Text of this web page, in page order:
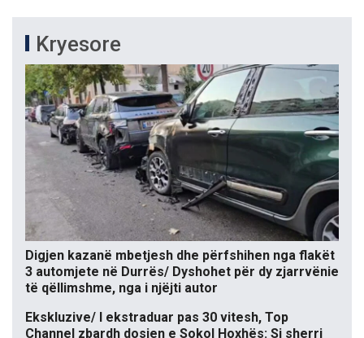
Kryesore
Digjen kazanë mbetjesh dhe përfshihen nga flakët
3 automjete në Durrës/ Dyshohet për dy zjarrvënie
të qëllimshme, nga i njëjti autor
Ekskluzive/ I ekstraduar pas 30 vitesh, Top
Channel zbardh dosjen e Sokol Hoxhës: Si sherri